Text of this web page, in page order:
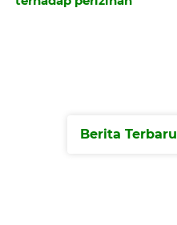
Berita Terbaru